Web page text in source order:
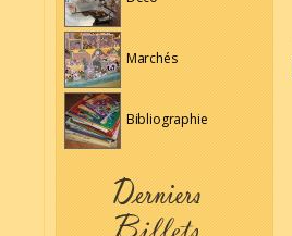
Marchés
Bibliographie